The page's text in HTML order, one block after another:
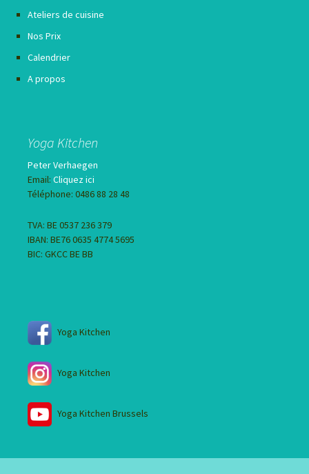
Ateliers de cuisine
Nos Prix
Calendrier
A propos
Yoga Kitchen
Peter Verhaegen
Email: Cliquez ici
Téléphone: 0486 88 28 48
TVA: BE 0537 236 379
IBAN: BE76 0635 4774 5695
BIC: GKCC BE BB
Yoga Kitchen
Yoga Kitchen
Yoga Kitchen Brussels